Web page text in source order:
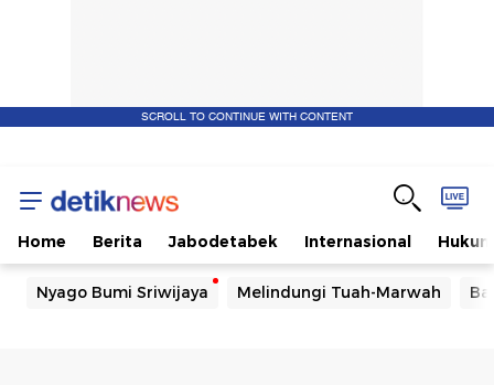
SCROLL TO CONTINUE WITH CONTENT
Home Berita Jabodetabek Internasional Hukum
Nyago Bumi Sriwijaya Melindungi Tuah-Marwah